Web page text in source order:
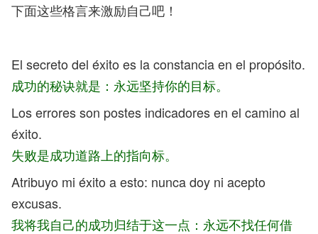
下面这些格言来激励自己吧！
El secreto del éxito es la constancia en el propósito.
成功的秘诀就是：永远坚持你的目标。
Los errores son postes indicadores en el camino al
éxito.
失败是成功道路上的指向标。
Atribuyo mi éxito a esto: nunca doy ni acepto
excusas.
我将我自己的成功归结于这一点：永远不找任何借